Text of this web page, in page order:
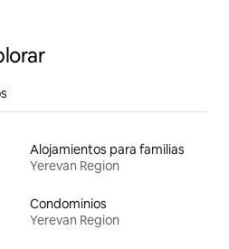
Alojamientos para familias
Yerevan Region
Condominios
Yerevan Region